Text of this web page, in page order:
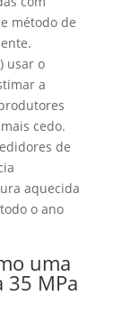
método de
usar o
a
cedo.
de
aquecida
o ano
uma
35 MPa